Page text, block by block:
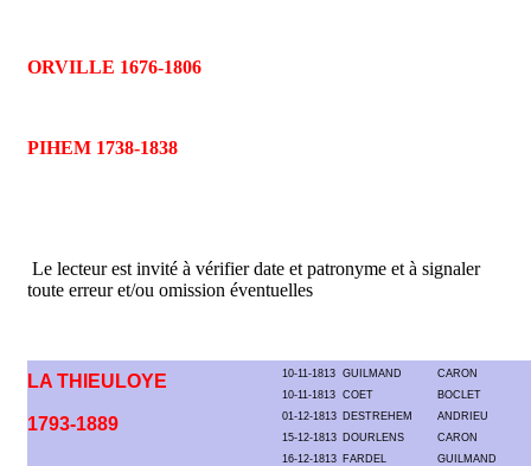
ORVILLE 1676-1806
PIHEM 1738-1838
Le lecteur est invité à vérifier date et patronyme et à signaler
toute erreur et/ou omission éventuelles
LA THIEULOYE 10-11-1813 GUILMAND
CARON
10-11-1813 COET BOCLET
1793-1889 01-12-1813 DESTREHEM
ANDRIEU
15-12-1813 DOURLENS
CARON
16-12-1813 FARDEL
GUILMAND